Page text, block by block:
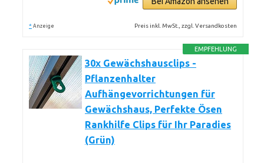
* Anzeige Preis inkl. MwSt., zzgl. Versandkosten
EMPFEHLUNG
30x Gewächshausclips -
Pflanzenhalter
Aufhängevorrichtungen für
Gewächshaus, Perfekte Ösen
Rankhilfe Clips für Ihr Paradies
(Grün)